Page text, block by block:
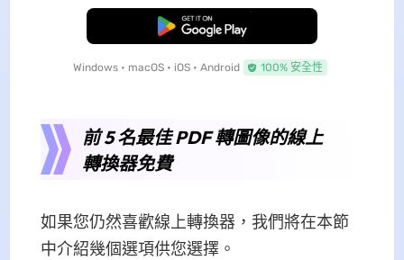
免費下載
Windows • macOS • iOS • Android 100% 安全性
前 5 名最佳 PDF 轉圖像的線上
轉換器免費
如果您仍然喜歡線上轉換器，我們將在本節
中介紹幾個選項供您選擇。